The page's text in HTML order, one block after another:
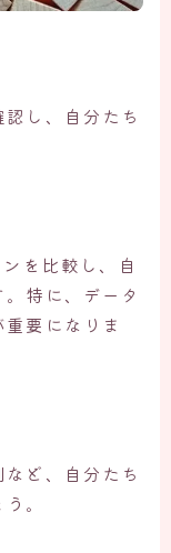
し、自分たち
を比較し、自
特に、データ
要になりま
ど、自分たち
。